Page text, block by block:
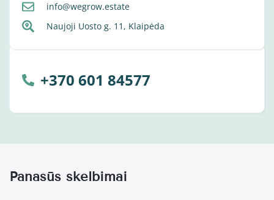
info@wegrow.estate
Naujoji Uosto g. 11, Klaipėda
+370 601 84577
Panašūs skelbimai